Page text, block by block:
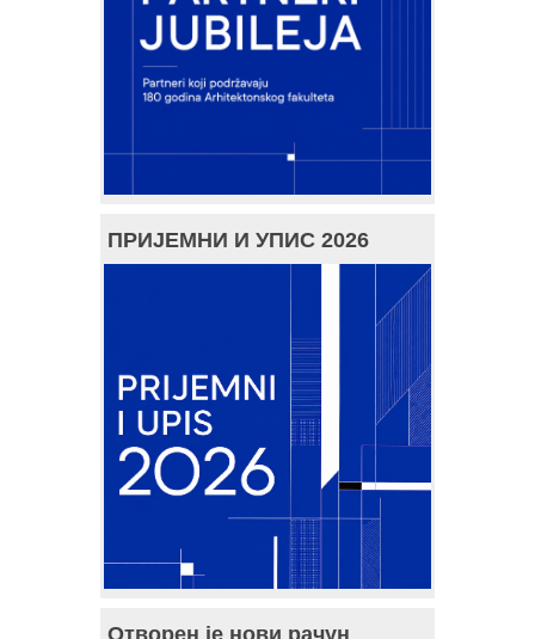
ПРИЈЕМНИ И УПИС 2026